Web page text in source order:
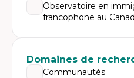
Observatoire en
francophone au
Domaines de
Communautés